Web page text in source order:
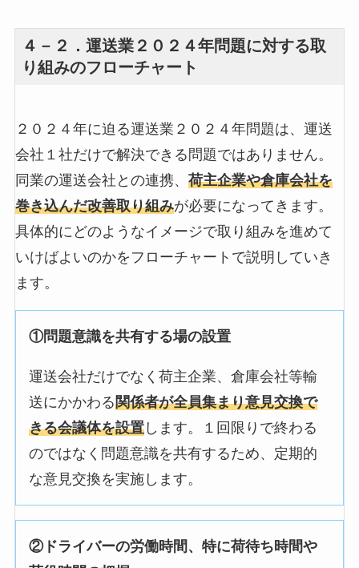
４－２．運送業２０２４年問題に対する取
り組みのフローチャート
２０２４年に迫る運送業２０２４年問題は、運送
会社１社だけで解決できる問題ではありません。
同業の運送会社との連携、 荷主企業や倉庫会社を
巻き込んだ改善取り組みが必要になってきます。
具体的にどのようなイメージで取り組みを進めて
いけばよいのかをフローチャートで説明していき
ます。
①問題意識を共有する場の設置
運送会社だけでなく荷主企業、倉庫会社等輸
送にかかわる関係者が全員集まり意見交換で
きる会議体を設置します。１回限りで終わる
のではなく問題意識を共有するため、定期的
な意見交換を実施します。
②ドライバーの労働時間、特に荷待ち時間や